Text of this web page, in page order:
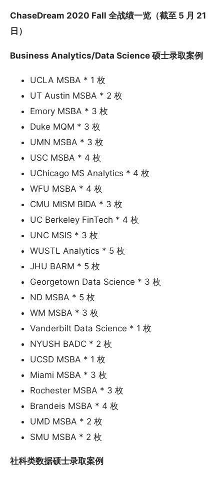
ChaseDream 2020 Fall 全战绩一览（截至 5 月 21
日）
Business Analytics/Data Science 硕士录取案例
UCLA MSBA * 1 枚
UT Austin MSBA * 2 枚
Emory MSBA * 3 枚
Duke MQM * 3 枚
UMN MSBA * 3 枚
USC MSBA * 4 枚
UChicago MS Analytics * 4 枚
WFU MSBA * 4 枚
CMU MISM BIDA * 3 枚
UC Berkeley FinTech * 4 枚
UNC MSIS * 3 枚
WUSTL Analytics * 5 枚
JHU BARM * 5 枚
Georgetown Data Science * 3 枚
ND MSBA * 5 枚
WM MSBA * 3 枚
Vanderbilt Data Science * 1 枚
NYUSH BADC * 2 枚
UCSD MSBA * 1 枚
Miami MSBA * 3 枚
Rochester MSBA * 3 枚
Brandeis MSBA * 4 枚
UMD MSBA * 2 枚
SMU MSBA * 2 枚
社科类数据硕士录取案例